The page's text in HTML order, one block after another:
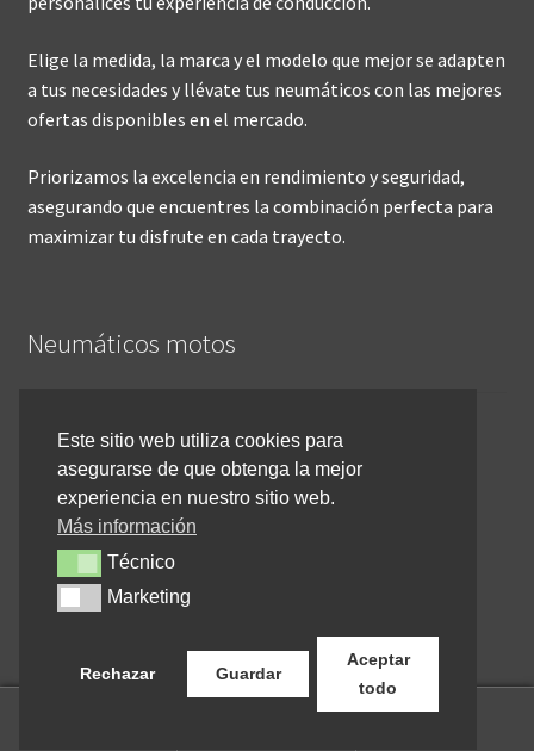
Elige la medida, la marca y el modelo que mejor se adapten
a tus necesidades y llévate tus neumáticos con las mejores
ofertas disponibles en el mercado.
Priorizamos la excelencia en rendimiento y seguridad,
asegurando que encuentres la combinación perfecta para
maximizar tu disfrute en cada trayecto.
Neumáticos motos
Inicio
Cómo comprar online
Devoluciones y reembolsos
Cancelar pedido
Contacto
Este sitio web utiliza cookies para
asegurarse de que obtenga la mejor
experiencia en nuestro sitio web.
Más información
TécnicoTécnico
MarketingMarketing
Rechazar Guardar
Aceptar
todo